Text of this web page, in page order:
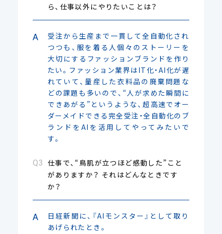
ら、仕事以外にやりたいことは？
受注から生産まで一貫して全自動化され
つつも、服を着る人個々のストーリーを
大切にするファッションブランドを作り
たい。ファッション業界はIT化・AI化が遅
れていて、量産した衣料品の廃棄問題な
どの課題も多いので、“人が求めた瞬間に
できあがる”というような、超高速でオー
ダーメイドできる完全受注・全自動化のブ
ランドをAIを活用してやってみたいで
す。
仕事で、“鳥肌が立つほど感動した”こと
がありますか？ それはどんなときです
か？
日経新聞に、『AIモンスター』として取り
あげられたとき。